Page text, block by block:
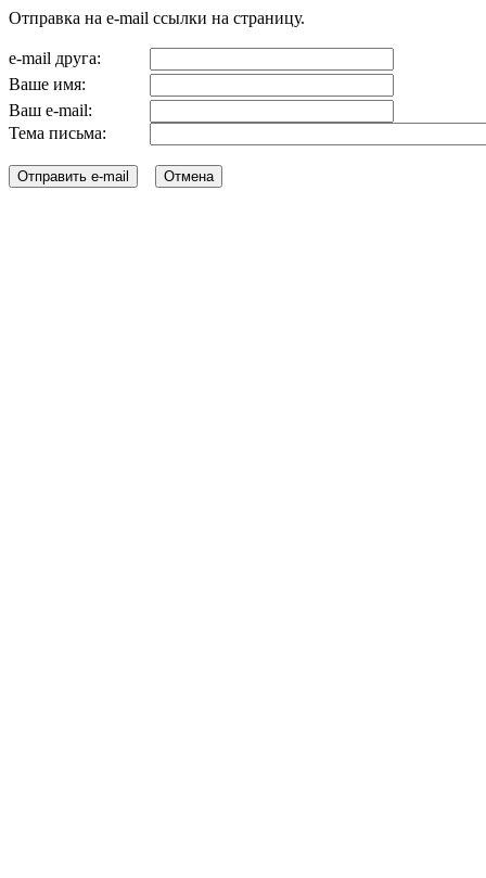
Отправка на e-mail ссылки на страницу.
e-mail друга:
Ваше имя:
Ваш e-mail:
Тема письма: